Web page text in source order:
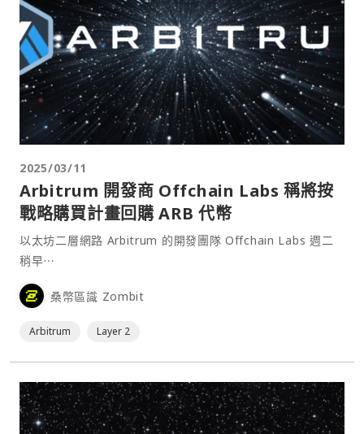
2025/03/11
Arbitrum 開發商 Offchain Labs 稱將按
戰略購買計畫回購 ARB 代幣
以太坊二層網路 Arbitrum 的開發團隊 Offchain Labs 週二
稍早⋯
桑幣區識 Zombit
Arbitrum Layer 2